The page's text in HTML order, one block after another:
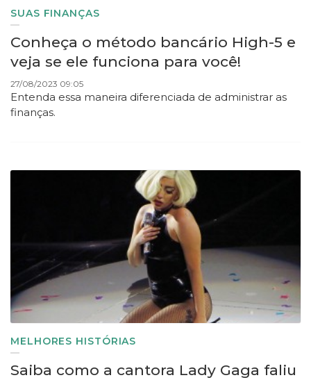
SUAS FINANÇAS
Conheça o método bancário High-5 e
veja se ele funciona para você!
27/08/2023 09:05
Entenda essa maneira diferenciada de administrar as
finanças.
MELHORES HISTÓRIAS
Saiba como a cantora Lady Gaga faliu